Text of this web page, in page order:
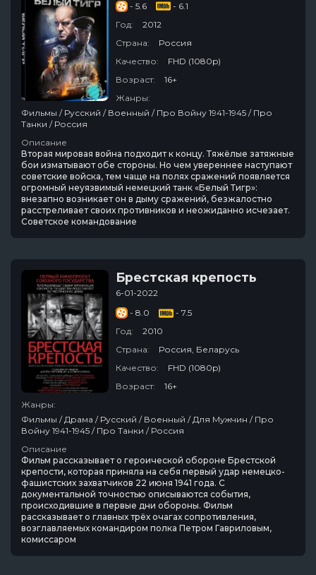
- 5.6
- 6.1
Год:
2012
Страна:
Россия
Качество:
FHD (1080p)
Возраст:
16+
Жанры:
Фильмы / Русский / Военный / Про Войну 1941-1945 / Про
Танки / Россия
Описание
Вторая мировая война подходит к концу. Тяжёлые затяжные
бои изматывают обе стороны. Но чем увереннее наступают
советские войска, тем чаще на полях сражений появляется
огромный неуязвимый немецкий танк «Белый Тигр»:
внезапно возникает он в дыму сражений, безжалостно
расстреливает своих противников и неожиданно исчезает.
Советское командование
Брестская крепость
6-01-2022
- 8.0
- 7.5
Год:
2010
Страна:
Россия, Беларусь
Качество:
FHD (1080p)
Возраст:
16+
Жанры:
Фильмы / Драма / Русский / Военный / Для Мужчин / Про
Войну 1941-1945 / Про Танки / Россия
Описание
Фильм рассказывает о героической обороне Брестской
крепости, которая приняла на себя первый удар немецко-
фашистских захватчиков 22 июня 1941 года. С
документальной точностью описываются события,
происходившие в первые дни обороны. Фильм
рассказывает о главных трёх очагах сопротивления,
возглавляемых командиром полка Петром Гавриловым,
комиссаром